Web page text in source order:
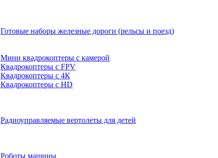
Готовые наборы железные дороги (рельсы и поезд)
Мини квадрокоптеры с камерой
Квадрокоптеры с FPV
Квадрокоптеры с 4К
Квадрокоптеры с HD
Радиоуправляемые вертолеты для детей
Роботы машины